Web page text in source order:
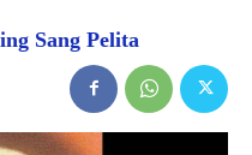
Sang Pelita